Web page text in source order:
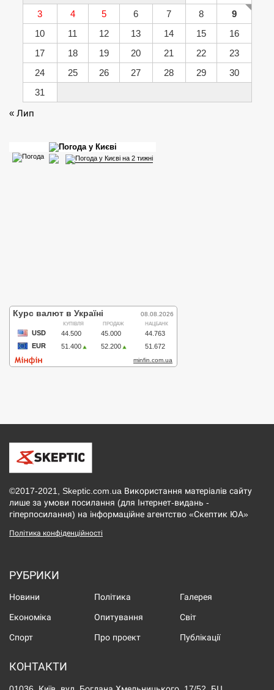
3
4 5 6 7 8
9
10
11 12 13 14 15
16
17
18 19 20 21 22
23
24
25 26 27 28 29
30
31
« Лип
©2017-2021, Skeptic.com.ua Використання матеріалів сайту
лише за умови посилання (для Інтернет-видань -
гіперпосилання) на інформаційне агентство «Скептик ЮА»
Політика конфіденційності
РУБРИКИ
Новини Політика Галерея
Економіка Опитування Світ
Спорт Про проект Публікації
КОНТАКТИ